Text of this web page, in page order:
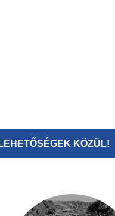
KÖZÜL!